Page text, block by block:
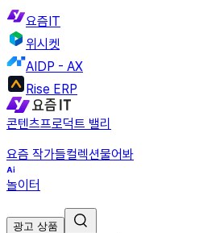
요즘IT
위시켓
AIDP - AX
Rise ERP
콘텐츠프로덕트 밸리
요즘 작가들컬렉션물어봐
놀이터
광고 상품